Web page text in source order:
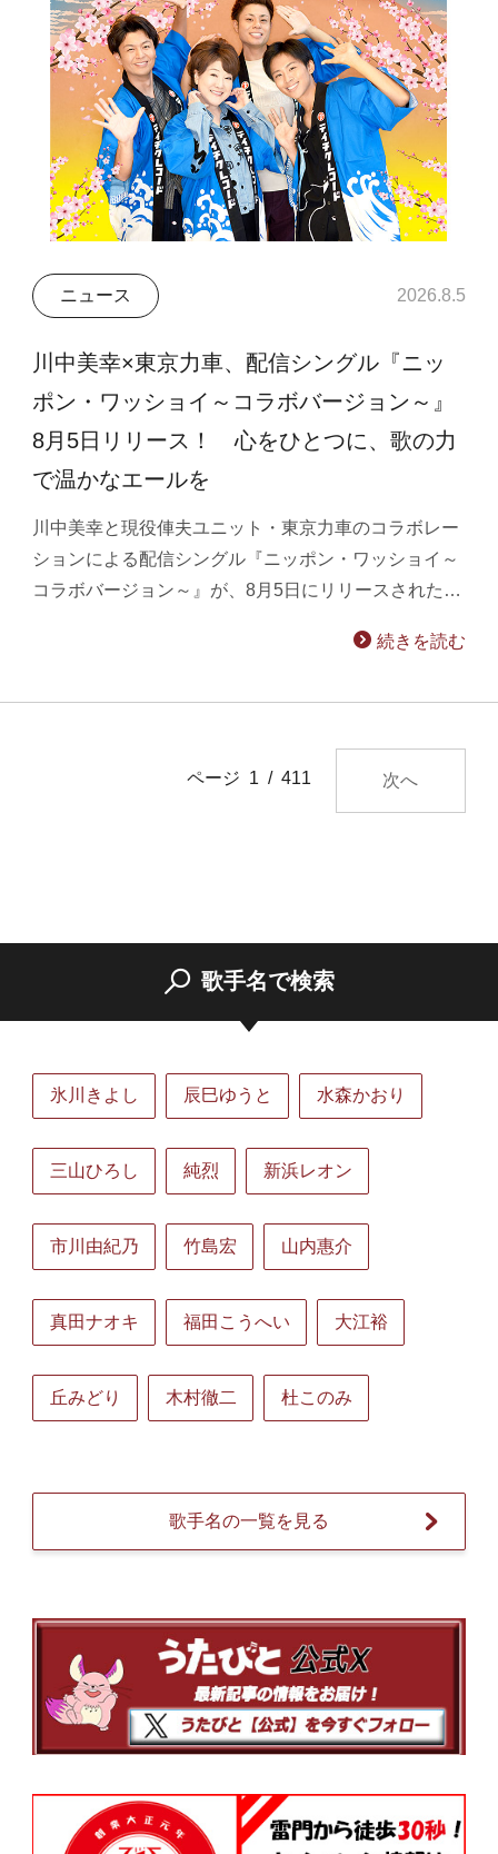
ニュース 2026.8.5
川中美幸×東京力車、配信シングル『ニッ
ポン・ワッショイ～コラボバージョン～』
8月5日リリース！ 心をひとつに、歌の力
で温かなエールを
川中美幸と現役俥夫ユニット・東京力車のコラボレー
ションによる配信シングル『ニッポン・ワッショイ～
コラボバージョン～』が、8月5日にリリースされた…
続きを読む
ページ 1 / 411 次へ
歌手名で検索
氷川きよし 辰巳ゆうと 水森かおり
三山ひろし 純烈 新浜レオン
市川由紀乃 竹島宏 山内惠介
真田ナオキ 福田こうへい 大江裕
丘みどり 木村徹二 杜このみ
歌手名の一覧を見る